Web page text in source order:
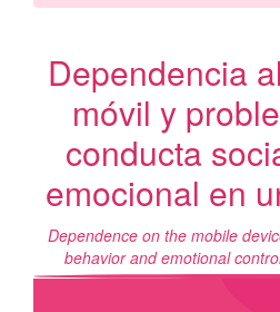
Dependencia
móvil y
conducta
emocional en
Dependence on the mobile
behavior and emotional